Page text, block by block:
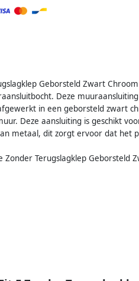
Geborsteld Zwart Chroom
Deze
in een geborsteld zwart
Deze aansluiting is geschikt
metaal, dit zorgt ervoor dat het
Zonder Terugslagklep Geborsteld